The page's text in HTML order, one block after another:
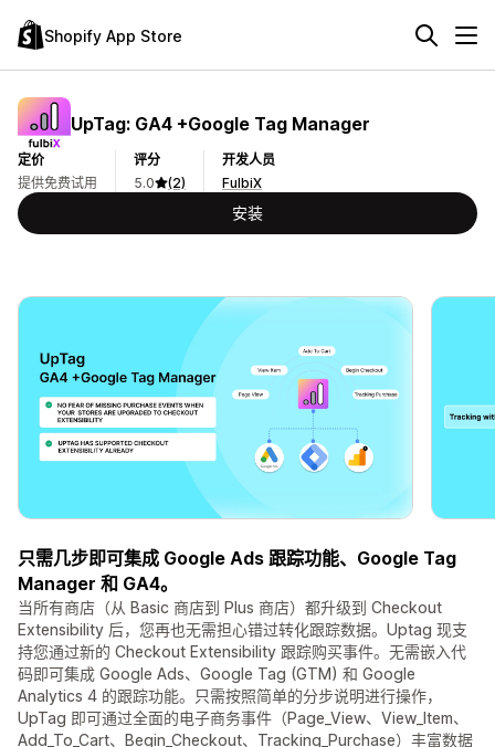
Shopify App Store
UpTag: GA4 +Google Tag Manager
定价
提供免费试用
评分
5.0
(2)
开发人员
FulbiX
安装
只需几步即可集成 Google Ads 跟踪功能、Google Tag
Manager 和 GA4。
当所有商店（从 Basic 商店到 Plus 商店）都升级到 Checkout
Extensibility 后，您再也无需担心错过转化跟踪数据。Uptag 现支
持您通过新的 Checkout Extensibility 跟踪购买事件。无需嵌入代
码即可集成 Google Ads、Google Tag (GTM) 和 Google
Analytics 4 的跟踪功能。只需按照简单的分步说明进行操作，
UpTag 即可通过全面的电子商务事件（Page_View、View_Item、
Add_To_Cart、Begin_Checkout、Tracking_Purchase）丰富数据